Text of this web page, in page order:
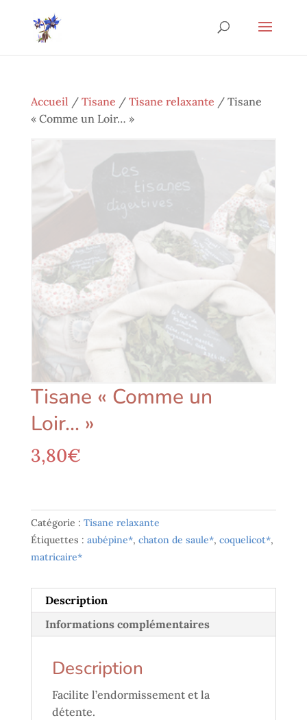
Accueil / Tisane / Tisane relaxante / Tisane
« Comme un Loir… »
Tisane « Comme un
Loir… »
3,80€
Catégorie : Tisane relaxante
Étiquettes : aubépine*, chaton de saule*, coquelicot*,
matricaire*
Description
Informations complémentaires
Description
Facilite l’endormissement et la
détente.